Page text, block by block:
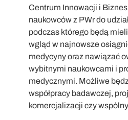
Centrum Innowacji i
naukowców z PWr do
podczas którego będą
wgląd w najnowsze
medycyny oraz nawiązać
wybitnymi naukowcami i
medycznymi. Możliwe
współpracy badawczej,
komercjalizacji czy